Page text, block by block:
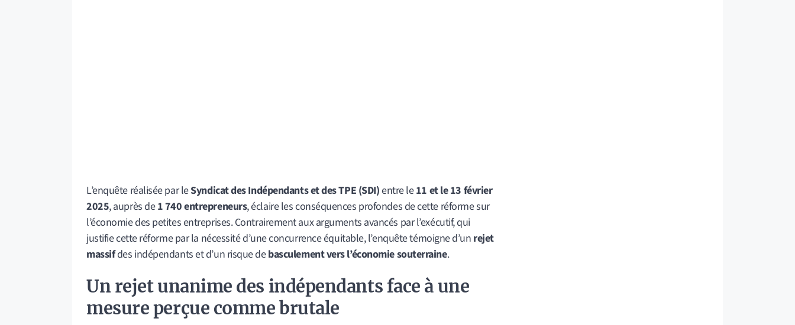
L’enquête réalisée par leSyndicat des Indépendants et des TPE (SDI)entre le11 et le 13 février
2025, auprès de1 740 entrepreneurs, éclaire les conséquences profondes de cette réforme sur
l’économie des petites entreprises. Contrairement aux arguments avancés par l’exécutif, qui
justifie cette réforme par la nécessité d’une concurrence équitable, l’enquête témoigne d’un rejet
massifdes indépendants et d’un risque debasculement vers l’économie souterraine.
Un rejet unanime des indépendants face à une
mesure perçue comme brutale